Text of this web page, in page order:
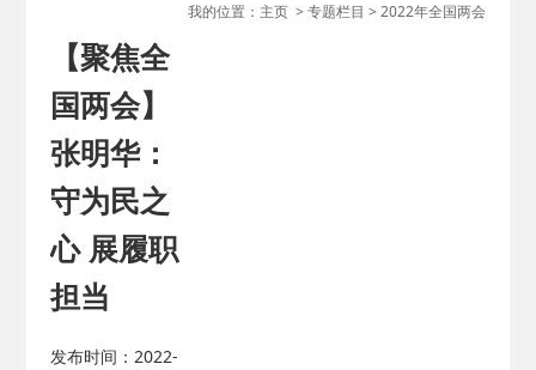
我的位置： 主页> 专题栏目 > 2022年全国两会
【聚焦全
国两会】
张明华：
守为民之
心 展履职
担当
发布时间：2022-